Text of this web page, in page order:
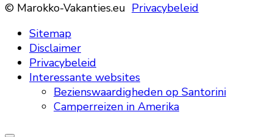
© Marokko-Vakanties.eu Privacybeleid
Sitemap
Disclaimer
Privacybeleid
Interessante websites
Bezienswaardigheden op Santorini
Camperreizen in Amerika